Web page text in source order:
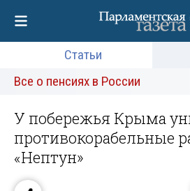
Статьи
Все о пенсиях в России
У побережья Крыма
противокорабельные
«Нептун»